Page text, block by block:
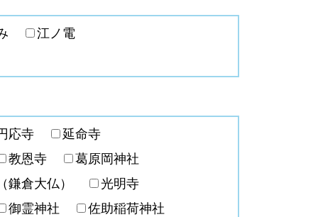
江ノ電
応寺
延命寺
教恩寺
葛原岡神社
鎌倉大仏）
光明寺
御霊神社
佐助稲荷神社